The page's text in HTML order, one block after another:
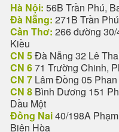
Hà Nội: 56B Trần Phú,
Đà Nẵng: 271B Trần
Cần Thơ: 266 đường
Kiều
CN 5Đà Nẵng 32 Lê
CN 671 Trường Chinh,
CN 7 Lâm Đồng 05
CN 8 Bình Dương 151
Dầu Một
Đồng Nai40/198A
Biên Hòa